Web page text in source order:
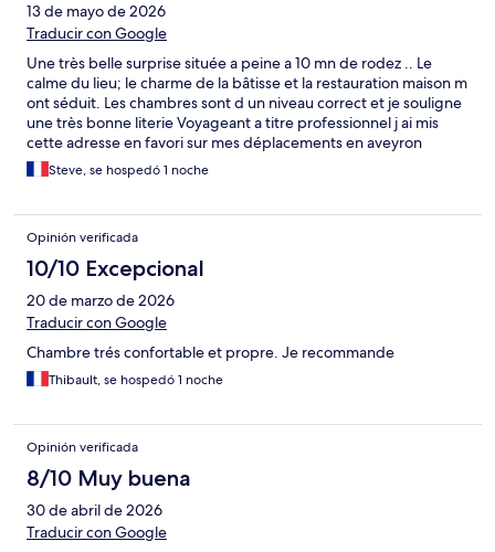
13 de mayo de 2026
Traducir con Google
Une très belle surprise située a peine a 10 mn de rodez .. Le
calme du lieu; le charme de la bâtisse et la restauration maison m
ont séduit. Les chambres sont d un niveau correct et je souligne
une très bonne literie Voyageant a titre professionnel j ai mis
cette adresse en favori sur mes déplacements en aveyron
Steve, se hospedó 1 noche
Opinión verificada
10/10 Excepcional
20 de marzo de 2026
Traducir con Google
Chambre trés confortable et propre. Je recommande
Thibault, se hospedó 1 noche
Opinión verificada
8/10 Muy buena
30 de abril de 2026
Traducir con Google